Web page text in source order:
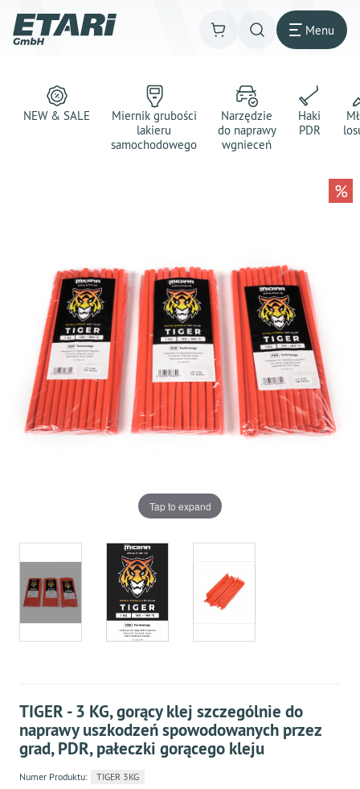
Menu
NEW & SALE
Miernik grubości
lakieru
samochodowego
Narzędzie
do naprawy
wgnieceń
Haki
PDR
Tap to expand
%
TIGER - 3 KG, gorący klej szczególnie do
naprawy uszkodzeń spowodowanych przez
grad, PDR, pałeczki gorącego kleju
Numer Produktu: TIGER 3KG